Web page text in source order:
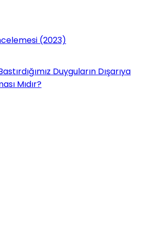
(2023)
Duyguların Dışarıya
Mıdır?